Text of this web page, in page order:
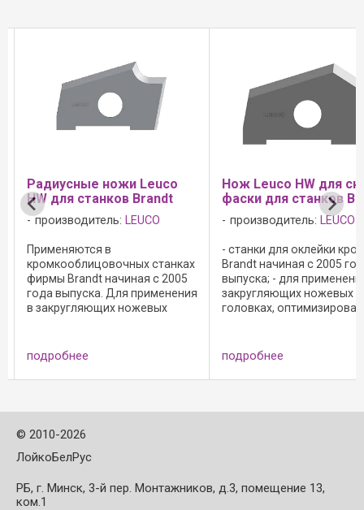
Радиусные ножи Leuco
HW для станков Brandt
производитель: LEUCO
Применяются в
кромкооблицовочных станках
фирмы Brandt начиная с 2005
года выпуска. Для применения
в закругляющих ножевых
твердый сплав - HL Board 06
для древесно-стружечных
материалов, пластика ...
подробнее
Нож Leuco HW для
фаски для станков
производитель: LEUCO
- станки для оклейки
Brandt начиная с 2005
выпуска; - для
закругляющих ножевых
головках,
древесно-стружечных
материалов, пластика и
твёрдой ...
подробнее
© 2010-2026
ЛойкоБелРус
РБ, г. Минск, 3-й пер. Монтажников, д.3, помещение 13,
ком.1